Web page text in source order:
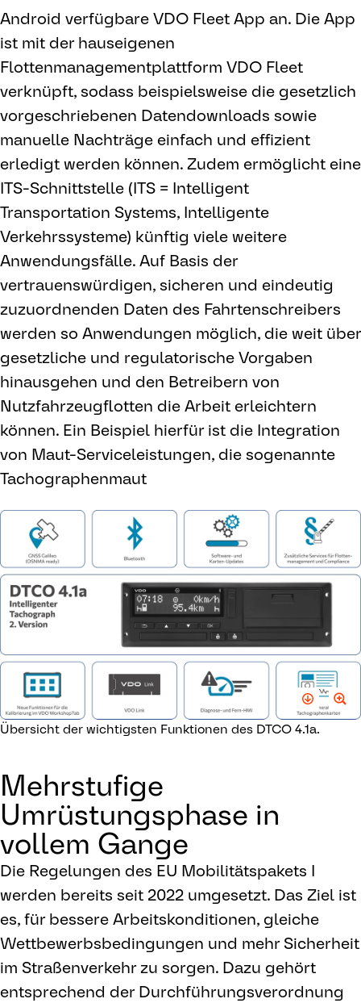
Android verfügbare VDO Fleet App an. Die App
ist mit der hauseigenen
Flottenmanagementplattform VDO Fleet
verknüpft, sodass beispielsweise die gesetzlich
vorgeschriebenen Datendownloads sowie
manuelle Nachträge einfach und effizient
erledigt werden können. Zudem ermöglicht eine
ITS-Schnittstelle (ITS = Intelligent
Transportation Systems, Intelligente
Verkehrssysteme) künftig viele weitere
Anwendungsfälle. Auf Basis der
vertrauenswürdigen, sicheren und eindeutig
zuzuordnenden Daten des Fahrtenschreibers
werden so Anwendungen möglich, die weit über
gesetzliche und regulatorische Vorgaben
hinausgehen und den Betreibern von
Nutzfahrzeugflotten die Arbeit erleichtern
können. Ein Beispiel hierfür ist die Integration
von Maut-Serviceleistungen, die sogenannte
Tachographenmaut
Übersicht der wichtigsten Funktionen des DTCO 4.1a.
Mehrstufige
Umrüstungsphase in
vollem Gange
Die Regelungen des EU Mobilitätspakets I
werden bereits seit 2022 umgesetzt. Das Ziel ist
es, für bessere Arbeitskonditionen, gleiche
Wettbewerbsbedingungen und mehr Sicherheit
im Straßenverkehr zu sorgen. Dazu gehört
entsprechend der Durchführungsverordnung